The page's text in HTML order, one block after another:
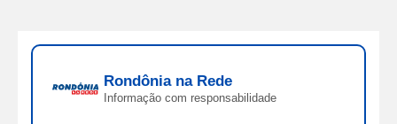
Rondônia na Rede
Informação com responsabilidade